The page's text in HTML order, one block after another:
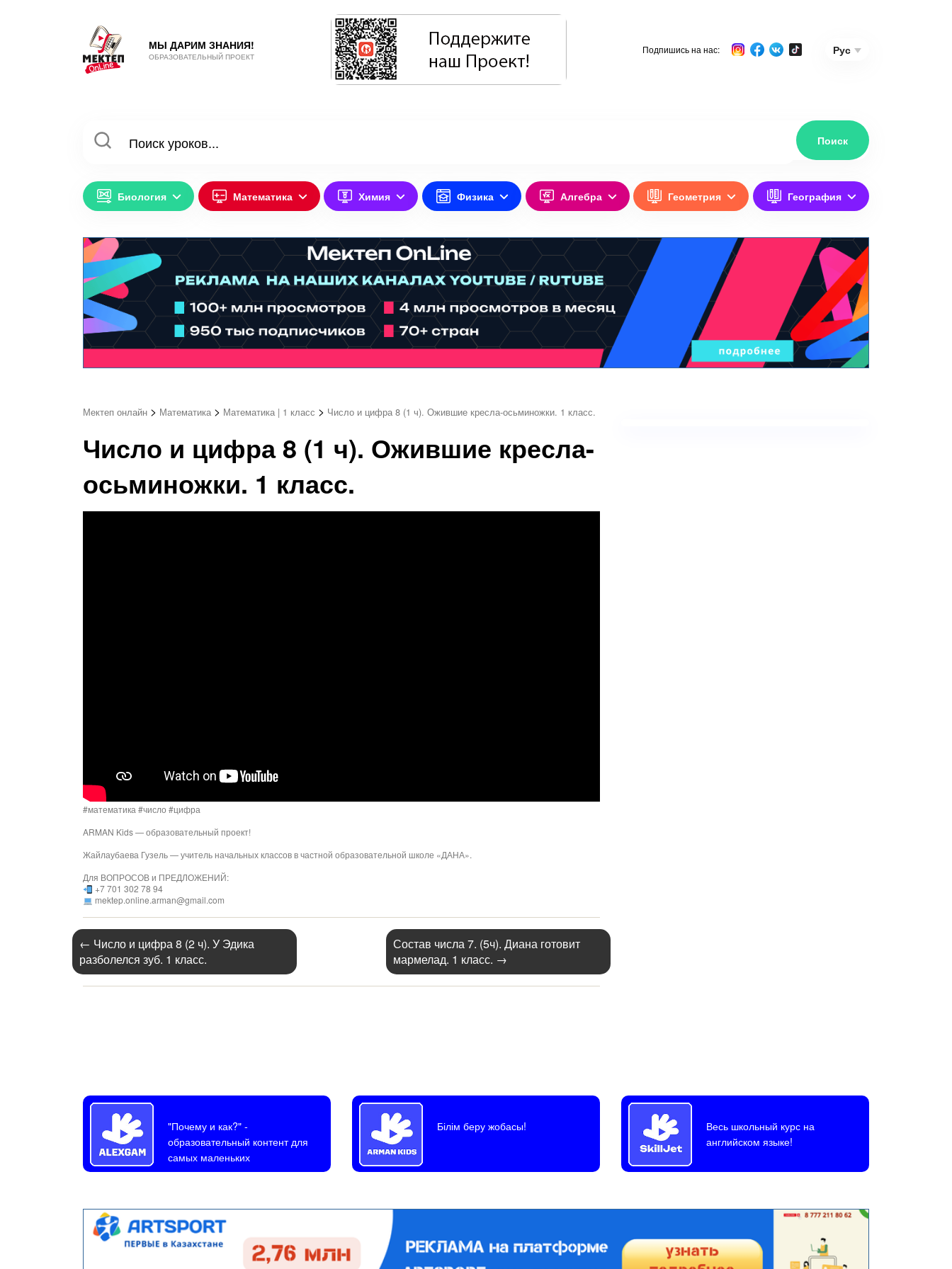
МЫ ДАРИМ ЗНАНИЯ!
ОБРАЗОВАТЕЛЬНЫЙ ПРОЕКТ
Подпишись на нас: Рус
Биология Математика Химия Физика Алгебра Геометрия География
Мектеп онлайн > Математика > Математика | 1 класс > Число и цифра 8 (1 ч). Ожившие кресла-осьминожки. 1 класс.
Число и цифра 8 (1 ч). Ожившие кресла-
осьминожки. 1 класс.
#математика #число #цифра
ARMAN Kids — образовательный проект!
Жайлаубаева Гузель — учитель начальных классов в частной образовательной школе «ДАНА».
Для ВОПРОСОВ и ПРЕДЛОЖЕНИЙ:
+7 701 302 78 94
mektep.online.arman@gmail.com
← Число и цифра 8 (2 ч). У Эдика
разболелся зуб. 1 класс.
Состав числа 7. (5ч). Диана готовит
мармелад. 1 класс. →
"Почему и как?"-
образовательный контент для
самых маленьких
Білім беру жобасы!
Весь школьный курс на
английском языке!